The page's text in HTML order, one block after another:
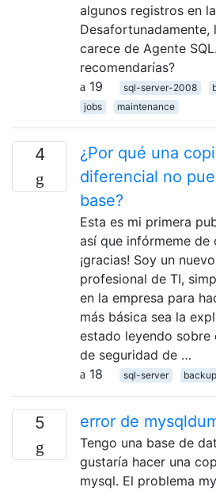
algunos registros en
Desafortunadamente,
carece de Agente
recomendarías?
19
sql-server-2008
jobs
maintenance
4
¿Por qué una
diferencial no
base?
Esta es mi primera
así que infórmeme de
¡gracias! Soy un
profesional de TI,
en la empresa para
más básica sea la
estado leyendo sobre
de seguridad de …
18
sql-server backup
5 error de
Tengo una base de
gustaría hacer una
mysql. El problema